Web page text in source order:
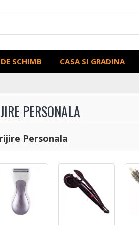
DE SCHIMB CASA SI GRADINA
PERSONALA
Personala